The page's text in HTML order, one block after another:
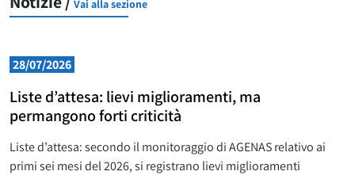
Vai alla sezione
28/07/2026
Liste d’attesa: lievi miglioramenti, ma
permangono forti criticità
Liste d’attesa: secondo il monitoraggio di AGENAS relativo ai
primi sei mesi del 2026, si registrano lievi miglioramenti